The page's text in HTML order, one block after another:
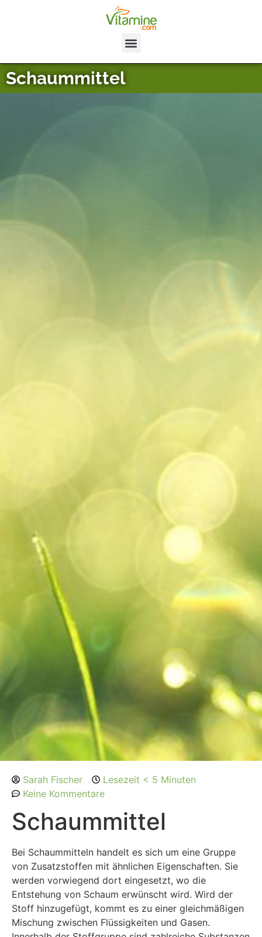
Schaummittel
Sarah Fischer
Lesezeit < 5 Minuten
Keine Kommentare
Schaummittel
Bei Schaummitteln handelt es sich um eine Gruppe
von Zusatzstoffen mit ähnlichen Eigenschaften. Sie
werden vorwiegend dort eingesetzt, wo die
Entstehung von Schaum erwünscht wird. Wird der
Stoff hinzugefügt, kommt es zu einer gleichmäßigen
Mischung zwischen Flüssigkeiten und Gasen.